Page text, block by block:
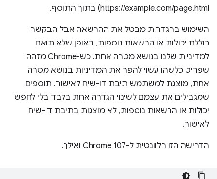
https://example.com/page.html) בתוך התוסף.
השימוש בהגדרות מבטל את ההרשאה אבל הבקשה
כוללת יכולות או הרשאות נוספות, באופן שלא תואם
למדיניות שלנו בנושא מטרה אחת. כש-Chrome מזהה
שפריט כלשהו עשוי להפר את המדיניות בנושא מטרה
אחת, מוצגת למשתמש תיבת דו-שיח לאישור. תוספים
שמגבילים את עצמם לשינוי הגדרה אחת בלבד בלי לחפש
יכולות או הרשאות נוספות, לא מוצגות בתיבת דו-שיח
לאישור.
הדרישה הזו רלוונטית ל-Chrome 107 ואילך.